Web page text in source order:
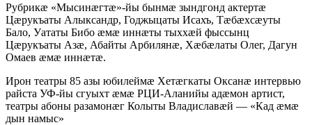
Рубрикӕ «Мысинӕгтӕ»-йы бынмӕ зындгонд актертӕ
Цӕрукъаты Алыксандр, Годжыцаты Исахъ, Тӕбӕхсӕуты
Бало, Уататы Бибо ӕмӕ иннӕты тыххӕй фыссынц
Цӕрукъаты Азӕ, Абайты Арбилянӕ, Хӕбӕлаты Олег, Дагун
Омаев ӕмӕ иннӕтӕ.
Ирон театры 85 азы юбилеймӕ Хетӕгкаты Оксанӕ интервью
райста УФ-йы сгуыхт ӕмӕ РЦИ-Аланийы адӕмон артист,
театры абоны разамонӕг Колыты Владиславӕй — «Кад ӕмӕ
дын намыс»